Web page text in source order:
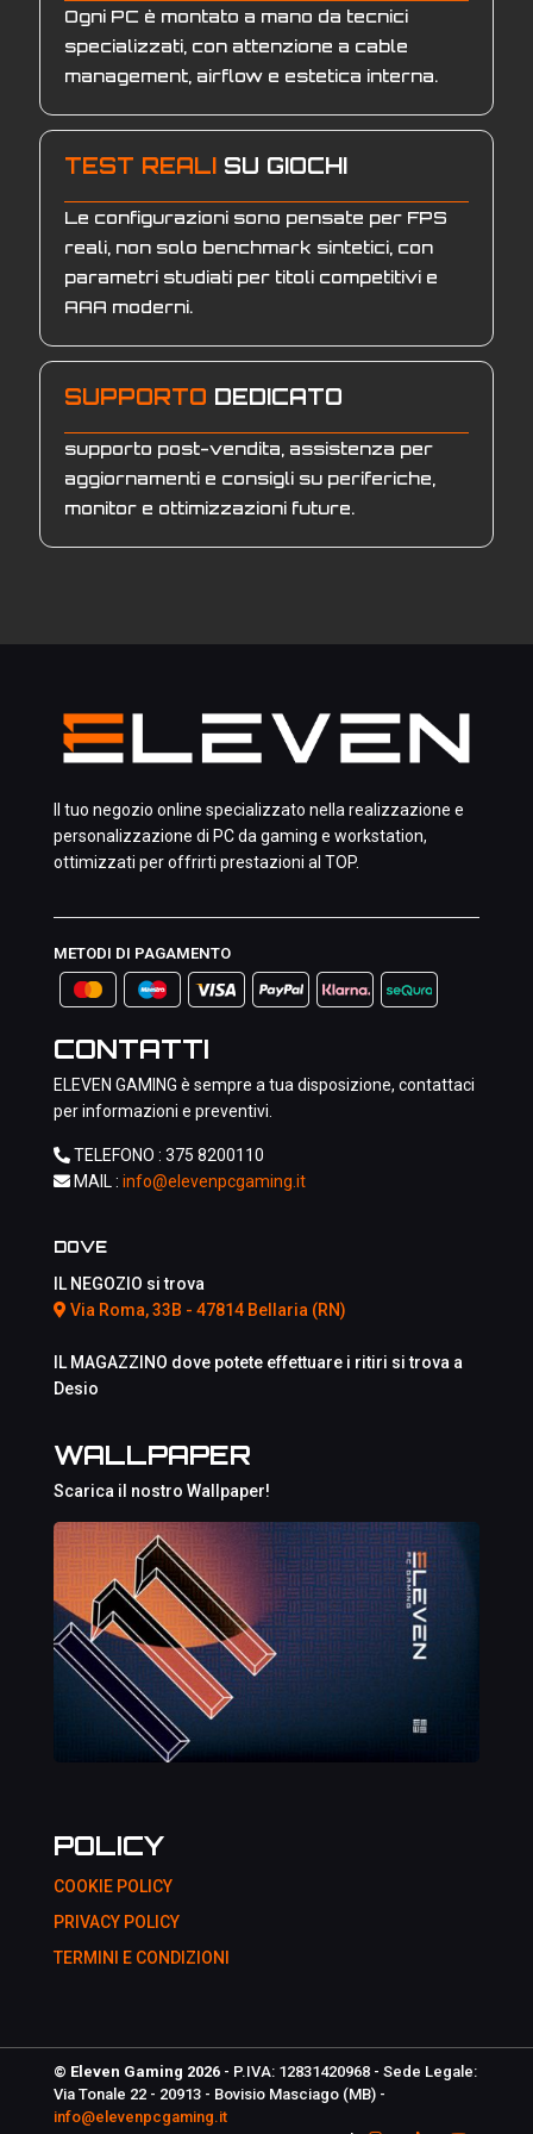
Ogni PC è montato a mano da tecnici
specializzati, con attenzione a cable
management, airflow e estetica interna.
TEST REALI SU GIOCHI
Le configurazioni sono pensate per FPS
reali, non solo benchmark sintetici, con
parametri studiati per titoli competitivi e
AAA moderni.
SUPPORTO DEDICATO
supporto post-vendita, assistenza per
aggiornamenti e consigli su periferiche,
monitor e ottimizzazioni future.
Il tuo negozio online specializzato nella realizzazione e
personalizzazione di PC da gaming e workstation,
ottimizzati per offrirti prestazioni al TOP.
METODI DI PAGAMENTO
CONTATTI
ELEVEN GAMING è sempre a tua disposizione, contattaci
per informazioni e preventivi.
TELEFONO : 375 8200110
MAIL : info@elevenpcgaming.it
DOVE
IL NEGOZIO si trova
Via Roma, 33B - 47814 Bellaria (RN)
IL MAGAZZINO dove potete effettuare i ritiri si trova a
Desio
WALLPAPER
Scarica il nostro Wallpaper!
POLICY
COOKIE POLICY
PRIVACY POLICY
TERMINI E CONDIZIONI
© Eleven Gaming 2026 - P.IVA: 12831420968 - Sede Legale:
Via Tonale 22 - 20913 - Bovisio Masciago (MB) -
info@elevenpcgaming.it